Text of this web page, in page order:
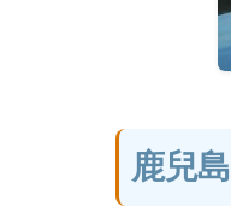
鹿兒